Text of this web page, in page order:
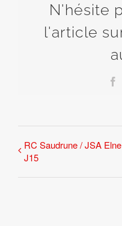
N'hésite
l'article
RC Saudrune / JSA Elne
J15